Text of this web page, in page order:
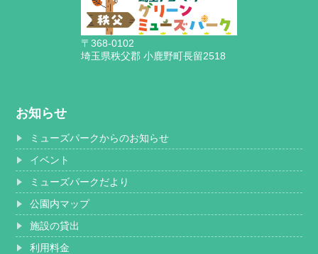
〒368-0102
埼玉県秩父郡 小鹿野町長留2518
お知らせ
ミューズパークからのお知らせ
イベント
ミューズパークだより
公園内マップ
施設の貸出
利用料金